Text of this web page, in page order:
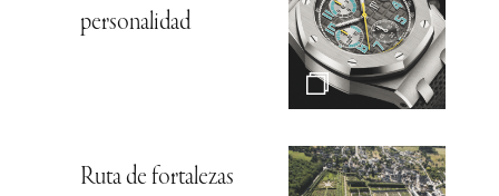
personalidad
Ruta de fortalezas